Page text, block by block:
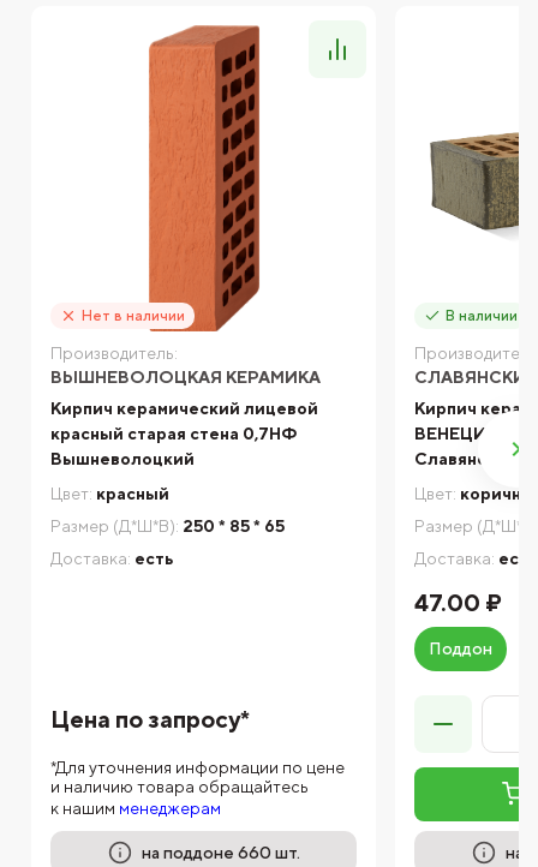
Нет в наличии
Производитель:
ВЫШНЕВОЛОЦКАЯ КЕРАМИКА
Кирпич керамический лицевой
красный старая стена 0,7НФ
Вышневолоцкий
Цвет: красный
Размер (Д*Ш*В): 250 * 85 * 65
Доставка: есть
Цена по запросу*
*Для уточнения информации по цене
и наличию товара обращайтесь
к нашим менеджерам
на поддоне 660 шт.
В наличии
Кирпич
ВЕНЕЦИЯ-
Славянский
Цвет:
Размер
Доставка: есть
47.00 ₽
Поддон
на